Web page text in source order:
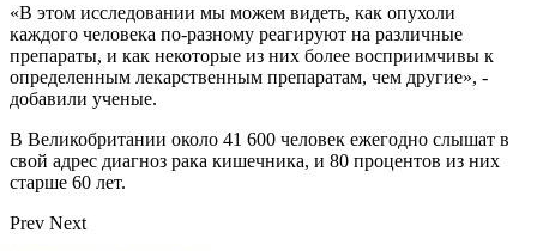
«В этом исследовании мы можем видеть, как опухоли
каждого человека по-разному реагируют на различные
препараты, и как некоторые из них более восприимчивы к
определенным лекарственным препаратам, чем другие», -
добавили ученые.
В Великобритании около 41 600 человек ежегодно слышат в
свой адрес диагноз рака кишечника, и 80 процентов из них
старше 60 лет.
Prev Next